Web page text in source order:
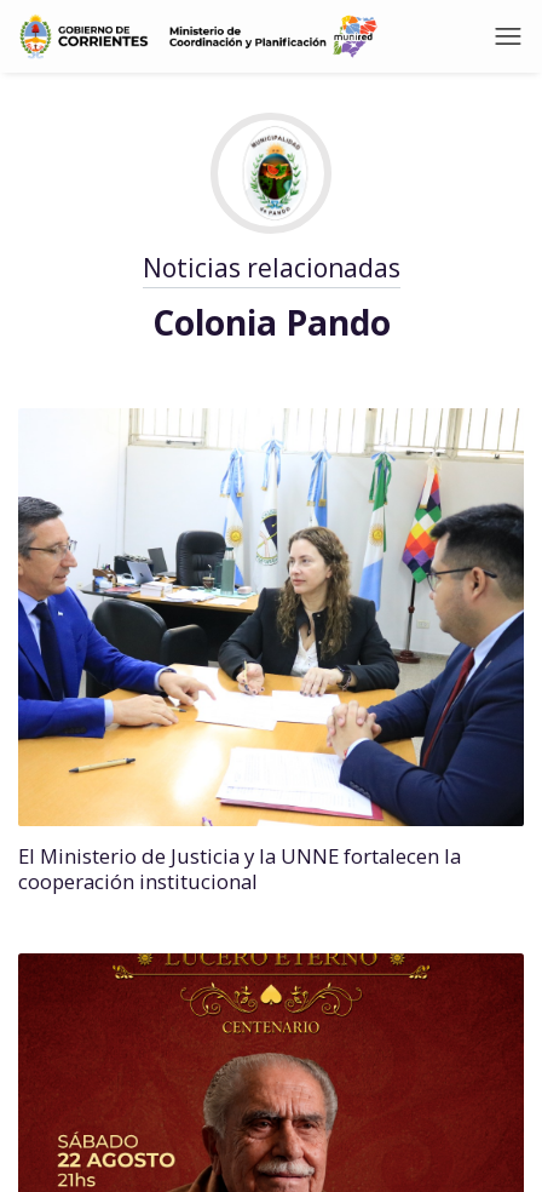
Noticias relacionadas
Colonia Pando
El Ministerio de Justicia y la UNNE fortalecen la
cooperación institucional